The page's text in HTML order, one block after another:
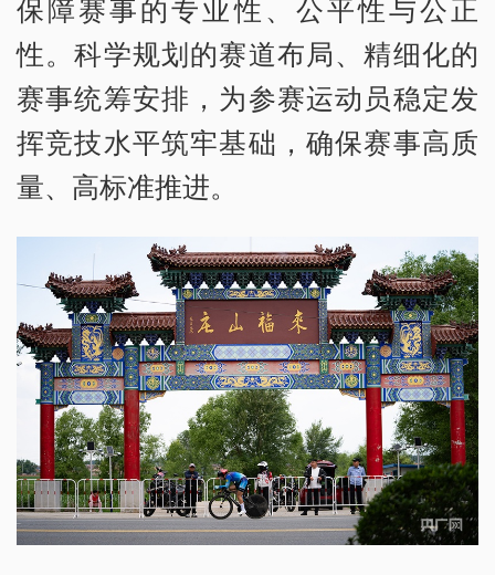
保障赛事的专业性、公平性与公正
性。科学规划的赛道布局、精细化的
赛事统筹安排，为参赛运动员稳定发
挥竞技水平筑牢基础，确保赛事高质
量、高标准推进。